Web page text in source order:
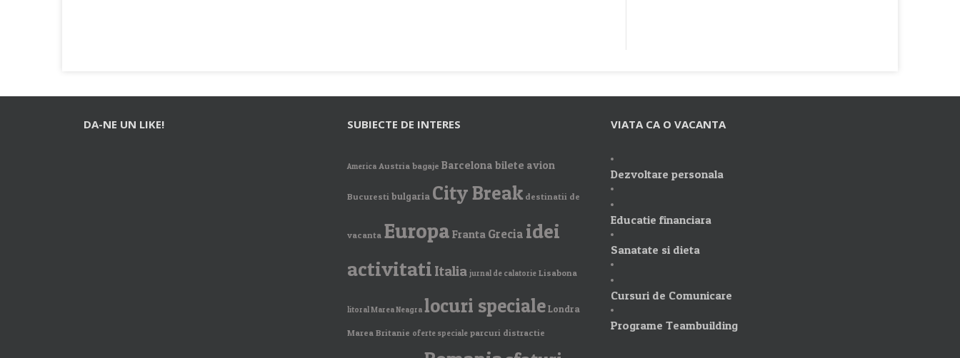
DA-NE UN LIKE! SUBIECTE DE INTERES
America Austria bagaje Barcelona bilete avion
Bucuresti bulgaria City Break destinatii de
vacanta Europa Franta Grecia idei
activitati Italia jurnal de calatorie Lisabona
litoral Marea Neagra locuri specialeLondra
Marea Britanie oferte speciale parcuri distractie
VIATA CA O VACANTA
Dezvoltare personala
Educatie financiara
Sanatate si dieta
Cursuri de Comunicare
Programe Teambuilding